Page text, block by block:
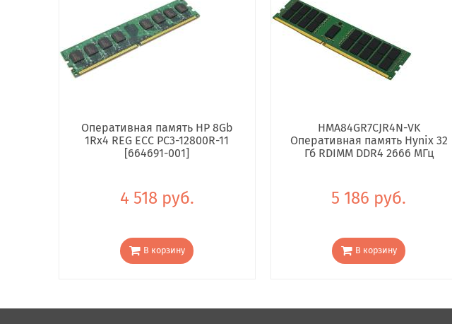
Оперативная память HP 8Gb
1Rx4 REG ECC PC3-12800R-11
[664691-001]
4 518 руб.
В корзину
HMA84GR7CJR4N-VK
Оперативная память Hynix 32
Гб RDIMM DDR4 2666 МГц
5 186 руб.
В корзину